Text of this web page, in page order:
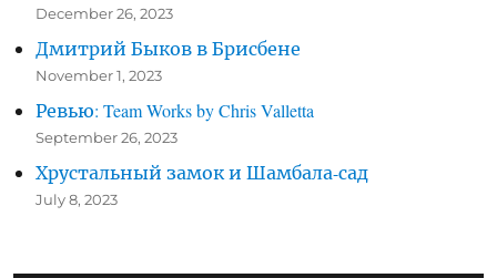
December 26, 2023
Дмитрий Быков в Брисбене
November 1, 2023
Ревью: Team Works by Chris Valletta
September 26, 2023
Хрустальный замок и Шамбала-сад
July 8, 2023